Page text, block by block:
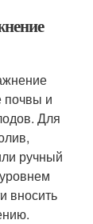
почвы и
Для
ручный
вносить